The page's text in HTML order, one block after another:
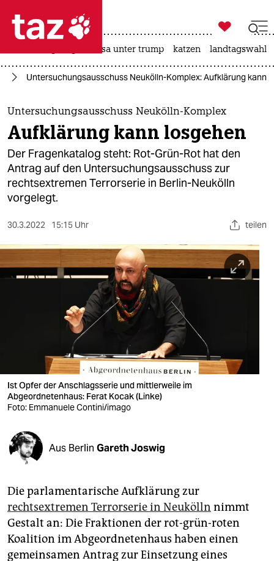
 taz zahl ich
taz zahl ich
themen
politik
öko
gesellschaft
kultur
sport
berlin
verlag
veranstaltungen
shop
fragen & hilfe
abo
genossenschaft
epaper login

taz zahl ich
usa unter trump katzen landtagswahl
Untersuchungsausschuss Neukölln-Komplex: Aufklärung kann
Untersuchungsausschuss Neukölln-Komplex
Aufklärung kann losgehen
Der Fragenkatalog steht: Rot-Grün-Rot hat den
Antrag auf den Untersuchungsausschuss zur
rechtsextremen Terrorserie in Berlin-Neukölln
vorgelegt.
30.3.2022 15:15 Uhr teilen
Ist Opfer der Anschlagsserie und mittlerweile im
Abgeordnetenhaus: Ferat Kocak (Linke)
Foto: Emmanuele Contini/imago
Aus Berlin Gareth Joswig
Die parlamentarische Aufklärung zur
rechtsextremen Terrorserie in Neukölln nimmt
Gestalt an: Die Fraktionen der rot-grün-roten
Koalition im Abgeordnetenhaus haben einen
gemeinsamen Antrag zur Einsetzung eines